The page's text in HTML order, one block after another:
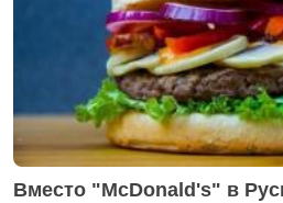
Вместо "McDonald's" в